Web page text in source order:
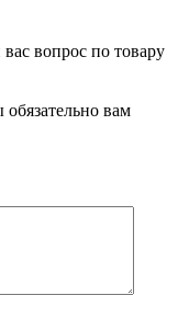
вопрос по товару
вам